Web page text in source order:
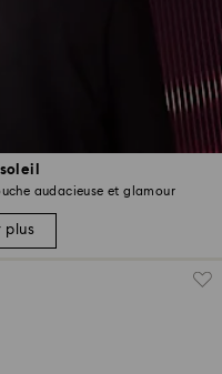
audacieuse et glamour
plus